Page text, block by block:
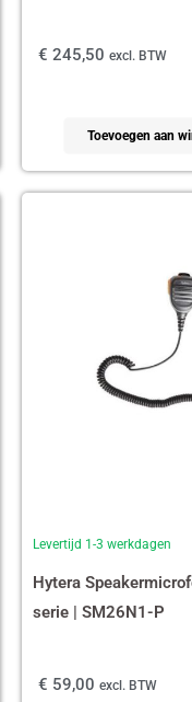
€ 245,50 excl. BTW
Toevoegen aan
Levertijd 1-3 werkdagen
Hytera
serie | SM26N1-P
€ 59,00 excl. BTW